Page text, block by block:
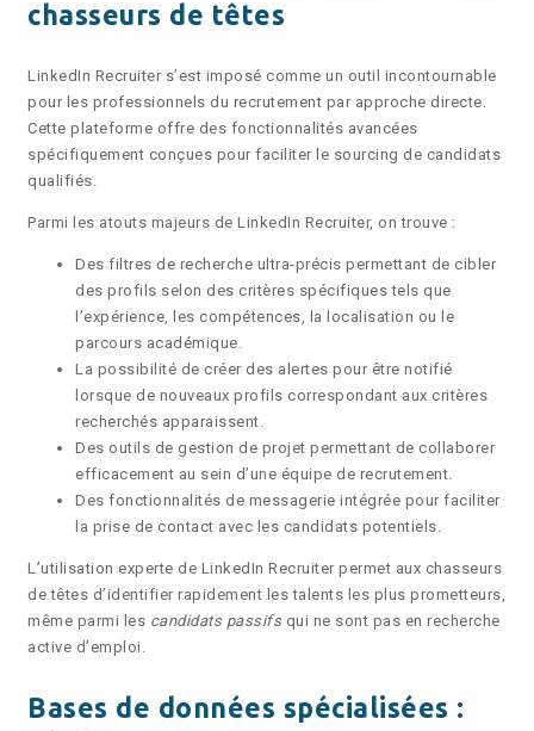
chasseurs de têtes
LinkedIn Recruiter s’est imposé comme un outil incontournable
pour les professionnels du recrutement par approche directe.
Cette plateforme offre des fonctionnalités avancées
spécifiquement conçues pour faciliter le sourcing de candidats
qualifiés.
Parmi les atouts majeurs de LinkedIn Recruiter, on trouve :
Des filtres de recherche ultra-précis permettant de cibler
des profils selon des critères spécifiques tels que
l’expérience, les compétences, la localisation ou le
parcours académique.
La possibilité de créer des alertes pour être notifié
lorsque de nouveaux profils correspondant aux critères
recherchés apparaissent.
Des outils de gestion de projet permettant de collaborer
efficacement au sein d’une équipe de recrutement.
Des fonctionnalités de messagerie intégrée pour faciliter
la prise de contact avec les candidats potentiels.
L’utilisation experte de LinkedIn Recruiter permet aux chasseurs
de têtes d’identifier rapidement les talents les plus prometteurs,
même parmi les candidats passifsqui ne sont pas en recherche
active d’emploi.
Bases de données spécialisées :